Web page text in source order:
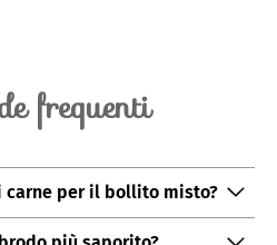
frequenti
per il bollito misto?
versatile. Potete